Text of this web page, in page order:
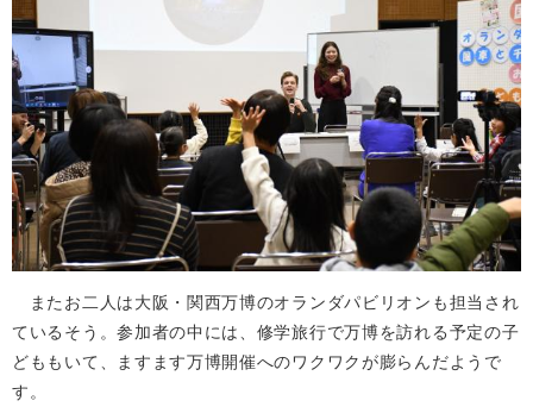
またお二人は大阪・関西万博のオランダパビリオンも担当され
ているそう。参加者の中には、修学旅行で万博を訪れる予定の子
どももいて、ますます万博開催へのワクワクが膨らんだようで
す。